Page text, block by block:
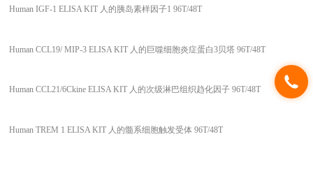
Human IGF-1 ELISA KIT 人的胰岛素样因子1 96T/48T
Human CCL19/ MIP-3 ELISA KIT 人的巨噬细胞炎症蛋白3贝塔 96T/48T
Human CCL21/6Ckine ELISA KIT 人的次级淋巴组织趋化因子 96T/48T
Human TREM 1 ELISA KIT 人的髓系细胞触发受体 96T/48T